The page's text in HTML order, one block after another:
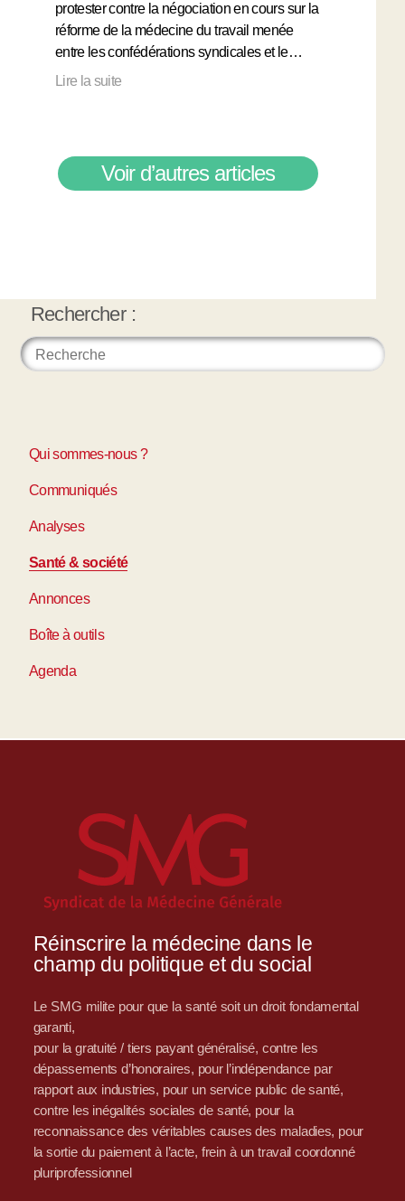
protester contre la négociation en cours sur la
réforme de la médecine du travail menée
entre les confédérations syndicales et le…
Lire la suite
Voir d’autres articles
Rechercher :
Qui sommes-nous ?
Communiqués
Analyses
Santé & société
Annonces
Boîte à outils
Agenda
Réinscrire la médecine dans le
champ du politique et du social
Le SMG milite pour que la santé soit un droit fondamental
garanti,
pour la gratuité / tiers payant généralisé, contre les
dépassements d’honoraires, pour l’indépendance par
rapport aux industries, pour un service public de santé,
contre les inégalités sociales de santé, pour la
reconnaissance des véritables causes des maladies, pour
la sortie du paiement à l’acte, frein à un travail coordonné
pluriprofessionnel